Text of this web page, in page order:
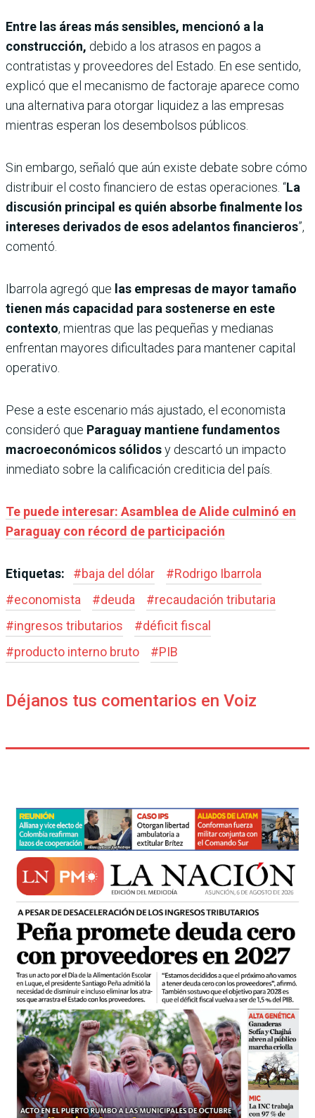
Entre las áreas más sensibles, mencionó a la
construcción, debido a los atrasos en pagos a
contratistas y proveedores del Estado. En ese sentido,
explicó que el mecanismo de factoraje aparece como
una alternativa para otorgar liquidez a las empresas
mientras esperan los desembolsos públicos.
Sin embargo, señaló que aún existe debate sobre cómo
distribuir el costo financiero de estas operaciones. “La
discusión principal es quién absorbe finalmente los
intereses derivados de esos adelantos financieros”,
comentó.
Ibarrola agregó que las empresas de mayor tamaño
tienen más capacidad para sostenerse en este
contexto, mientras que las pequeñas y medianas
enfrentan mayores dificultades para mantener capital
operativo.
Pese a este escenario más ajustado, el economista
consideró que Paraguay mantiene fundamentos
macroeconómicos sólidosy descartó un impacto
inmediato sobre la calificación crediticia del país.
Te puede interesar: Asamblea de Alide culminó en
Paraguay con récord de participación
Etiquetas: #baja del dólar #Rodrigo Ibarrola
#economista #deuda #recaudación tributaria
#ingresos tributarios #déficit fiscal
#producto interno bruto #PIB
Déjanos tus comentarios en Voiz